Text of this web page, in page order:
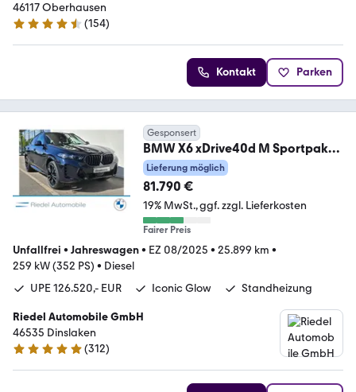
46117 Oberhausen
4.6 Sterne
(154)
Kontakt Parken
Gesponsert
BMW X6 xDrive40d M Sportpaket
Pro*ab 3,49% eff.*
Lieferung möglich
81.790 €
19% MwSt. ggf. zzgl. Lieferkosten
Fairer Preis
Unfallfrei • Jahreswagen• EZ 08/2025 • 25.899 km •
259 kW (352 PS) • Diesel
UPE 126.520,- EUR
Iconic Glow Standheizung
Riedel Automobile GmbH
46535 Dinslaken
5 Sterne
(312)